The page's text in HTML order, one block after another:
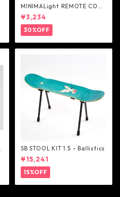
MINIMALight REMOTE CONT
ROL 2.0 - 5050WORKSHOP
¥3,234
30%OFF
SB STOOL KIT 1.5 - Ballistics
¥15,241
15%OFF